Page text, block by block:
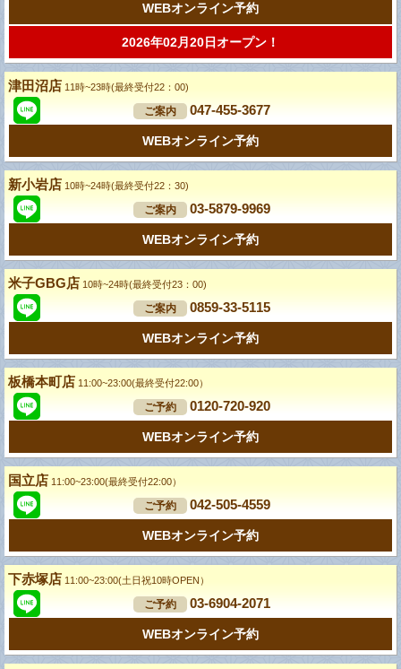
WEBオンライン予約
2026年02月20日オープン！
津田沼店 11時~23時(最終受付22：00)
ご案内 047-455-3677
WEBオンライン予約
新小岩店 10時~24時(最終受付22：30)
ご案内 03-5879-9969
WEBオンライン予約
米子GBG店 10時~24時(最終受付23：00)
ご案内 0859-33-5115
WEBオンライン予約
板橋本町店 11:00~23:00(最終受付22:00）
ご予約 0120-720-920
WEBオンライン予約
国立店 11:00~23:00(最終受付22:00）
ご予約 042-505-4559
WEBオンライン予約
下赤塚店 11:00~23:00(土日祝10時OPEN）
ご予約 03-6904-2071
WEBオンライン予約